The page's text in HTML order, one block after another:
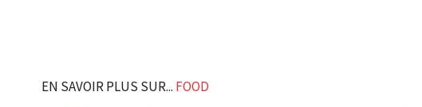
EN SAVOIR PLUS SUR... FOOD